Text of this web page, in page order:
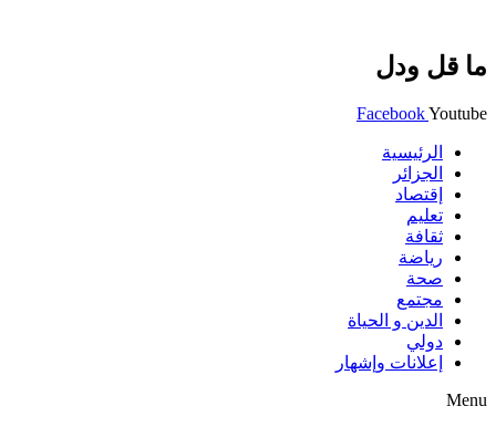
ما قل ودل
FacebookYoutube
الرئيسية
الجزائر
إقتصاد
تعليم
ثقافة
رياضة
صحة
مجتمع
الدين و الحياة
دولي
إعلانات وإشهار
Menu